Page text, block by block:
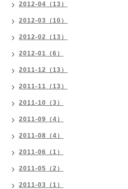
2012-04（13）
2012-03（10）
2012-02（13）
2012-01（6）
2011-12（13）
2011-11（13）
2011-10（3）
2011-09（4）
2011-08（4）
2011-06（1）
2011-05（2）
2011-03（1）